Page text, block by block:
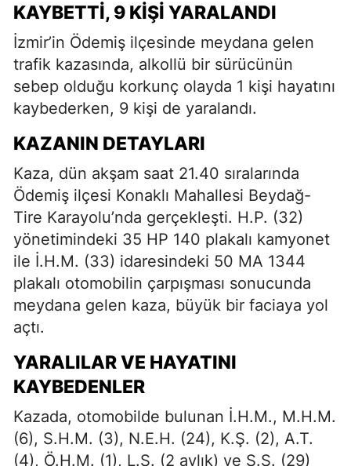
KAYBETTI, 9 KIŞI YARALANDI
İzmir’in Ödemiş ilçesinde meydana gelen
trafik kazasında, alkollü bir sürücünün
sebep olduğu korkunç olayda 1 kişi hayatını
kaybederken, 9 kişi de yaralandı.
KAZANIN DETAYLARI
Kaza, dün akşam saat 21.40 sıralarında
Ödemiş ilçesi Konaklı Mahallesi Beydağ-
Tire Karayolu’nda gerçekleşti. H.P. (32)
yönetimindeki 35 HP 140 plakalı kamyonet
ile İ.H.M. (33) idaresindeki 50 MA 1344
plakalı otomobilin çarpışması sonucunda
meydana gelen kaza, büyük bir faciaya yol
açtı.
YARALILAR VE HAYATINI
KAYBEDENLER
Kazada, otomobilde bulunan İ.H.M., M.H.M.
(6), S.H.M. (3), N.E.H. (24), K.Ş. (2), A.T.
(4), Ö.H.M. (1), L.Ş. (2 aylık) ve S.Ş. (29)